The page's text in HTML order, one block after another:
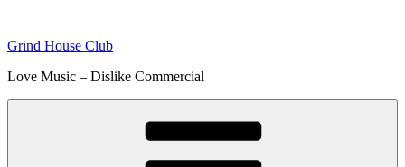
content
Grind House Club
Love Music – Dislike Commercial